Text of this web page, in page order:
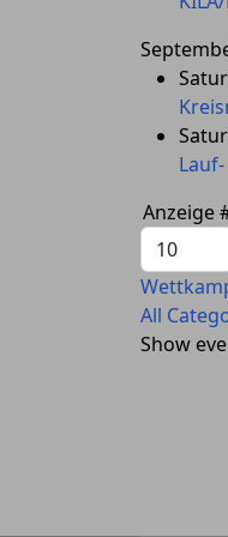
List
Limit
Anzeige
All
Show